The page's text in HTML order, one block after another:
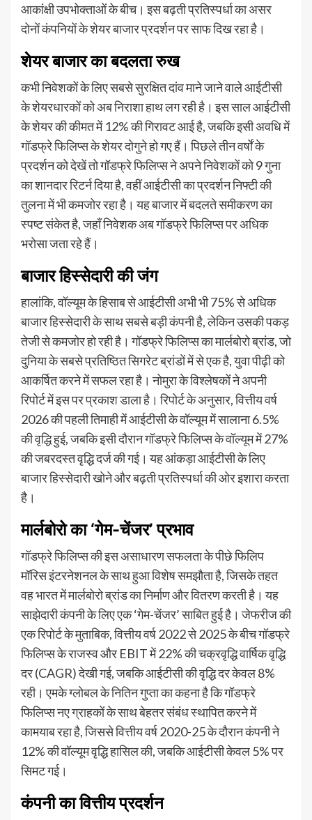
आकांक्षी उपभोक्ताओं के बीच। इस बढ़ती प्रतिस्पर्धा का असर
दोनों कंपनियों के शेयर बाजार प्रदर्शन पर साफ दिख रहा है।
शेयर बाजार का बदलता रुख
कभी निवेशकों के लिए सबसे सुरक्षित दांव माने जाने वाले आईटीसी
के शेयरधारकों को अब निराशा हाथ लग रही है। इस साल आईटीसी
के शेयर की कीमत में 12% की गिरावट आई है, जबकि इसी अवधि में
गॉडफ्रे फिलिप्स के शेयर दोगुने हो गए हैं। पिछले तीन वर्षों के
प्रदर्शन को देखें तो गॉडफ्रे फिलिप्स ने अपने निवेशकों को 9 गुना
का शानदार रिटर्न दिया है, वहीं आईटीसी का प्रदर्शन निफ्टी की
तुलना में भी कमजोर रहा है। यह बाजार में बदलते समीकरण का
स्पष्ट संकेत है, जहाँ निवेशक अब गॉडफ्रे फिलिप्स पर अधिक
भरोसा जता रहे हैं।
बाजार हिस्सेदारी की जंग
हालांकि, वॉल्यूम के हिसाब से आईटीसी अभी भी 75% से अधिक
बाजार हिस्सेदारी के साथ सबसे बड़ी कंपनी है, लेकिन उसकी पकड़
तेजी से कमजोर हो रही है। गॉडफ्रे फिलिप्स का मार्लबोरो ब्रांड, जो
दुनिया के सबसे प्रतिष्ठित सिगरेट ब्रांडों में से एक है, युवा पीढ़ी को
आकर्षित करने में सफल रहा है। नोमुरा के विश्लेषकों ने अपनी
रिपोर्ट में इस पर प्रकाश डाला है। रिपोर्ट के अनुसार, वित्तीय वर्ष
2026 की पहली तिमाही में आईटीसी के वॉल्यूम में सालाना 6.5%
की वृद्धि हुई, जबकि इसी दौरान गॉडफ्रे फिलिप्स के वॉल्यूम में 27%
की जबरदस्त वृद्धि दर्ज की गई। यह आंकड़ा आईटीसी के लिए
बाजार हिस्सेदारी खोने और बढ़ती प्रतिस्पर्धा की ओर इशारा करता
है।
मार्लबोरो का ‘गेम-चेंजर’ प्रभाव
गॉडफ्रे फिलिप्स की इस असाधारण सफलता के पीछे फिलिप
मॉरिस इंटरनेशनल के साथ हुआ विशेष समझौता है, जिसके तहत
वह भारत में मार्लबोरो ब्रांड का निर्माण और वितरण करती है। यह
साझेदारी कंपनी के लिए एक ‘गेम-चेंजर’ साबित हुई है। जेफरीज की
एक रिपोर्ट के मुताबिक, वित्तीय वर्ष 2022 से 2025 के बीच गॉडफ्रे
फिलिप्स के राजस्व और EBIT में 22% की चक्रवृद्धि वार्षिक वृद्धि
दर (CAGR) देखी गई, जबकि आईटीसी की वृद्धि दर केवल 8%
रही। एमके ग्लोबल के नितिन गुप्ता का कहना है कि गॉडफ्रे
फिलिप्स नए ग्राहकों के साथ बेहतर संबंध स्थापित करने में
कामयाब रहा है, जिससे वित्तीय वर्ष 2020-25 के दौरान कंपनी ने
12% की वॉल्यूम वृद्धि हासिल की, जबकि आईटीसी केवल 5% पर
सिमट गई।
कंपनी का वित्तीय प्रदर्शन